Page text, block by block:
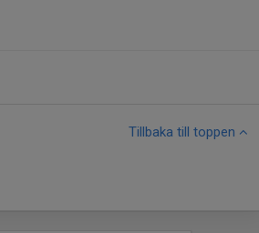
Tillbaka till toppen